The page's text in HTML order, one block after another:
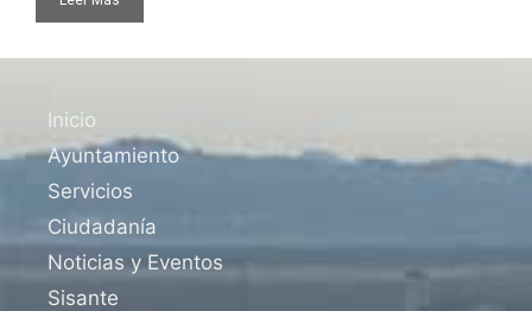
Inicio
Ayuntamiento
Servicios
Ciudadanía
Noticias y Eventos
Sisante